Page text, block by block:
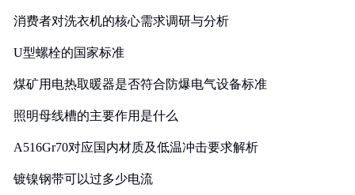
消费者对洗衣机的核心需求调研与分析
U型螺栓的国家标准
煤矿用电热取暖器是否符合防爆电气设备标准
照明母线槽的主要作用是什么
A516Gr70对应国内材质及低温冲击要求解析
镀镍钢带可以过多少电流